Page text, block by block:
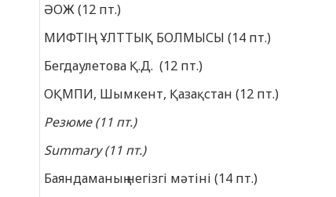
ӘОЖ (12 пт.)
МИФТІҢ ҰЛТТЫҚ БОЛМЫСЫ (14 пт.)
Бегдаулетова Қ.Д. (12 пт.)
ОҚМПИ, Шымкент, Қазақстан (12 пт.)
Резюме (11 пт.)
Summary (11 пт.)
Баяндаманың негізгі мәтіні (14 пт.)